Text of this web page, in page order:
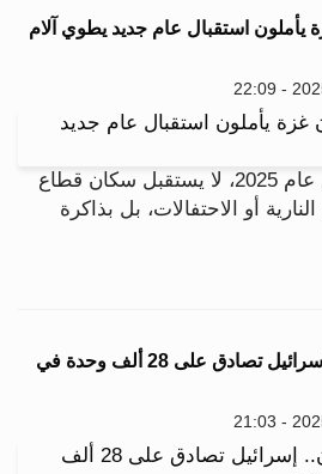
سكان غزة يأملون استقبال عام جديد يطوي آلام
مع الساعات الأخيرة من عام 2025، لا يستقبل سكان قطاع
أو الاحتفالات، بل بذاكرة
رقم قياسي للاستيطان.. إسرائيل تصادق على 28 ألف وحدة في